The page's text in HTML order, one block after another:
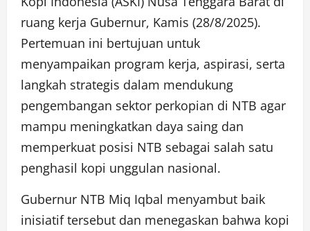
ruang kerja Gubernur, Kamis (28/8/2025).
Pertemuan ini bertujuan untuk
menyampaikan program kerja, aspirasi, serta
langkah strategis dalam mendukung
pengembangan sektor perkopian di NTB agar
mampu meningkatkan daya saing dan
memperkuat posisi NTB sebagai salah satu
penghasil kopi unggulan nasional.
Gubernur NTB Miq Iqbal menyambut baik
inisiatif tersebut dan menegaskan bahwa kopi